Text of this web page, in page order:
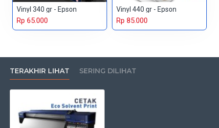
Vinyl 340 gr - Epson
Rp 65.000
Vinyl 440 gr - Epson
Rp 85.000
TERAKHIR LIHAT SERING DILIHAT